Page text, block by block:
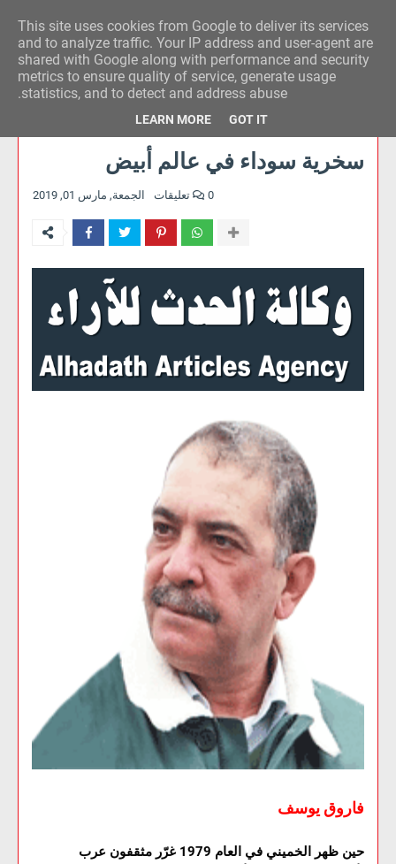
وكالة الحدث للآراء
سخرية سوداء في عالم أبيض
الجمعة, مارس 01, 2019 0 تعليقات
فاروق يوسف
حين ظهر الخميني في العام 1979 غرّر مثقفون عرب
This site uses cookies from Google to deliver its services
and to analyze traffic. Your IP address and user-agent are
shared with Google along with performance and security
metrics to ensure quality of service, generate usage
statistics, and to detect and address abuse.
LEARN MORE GOT IT